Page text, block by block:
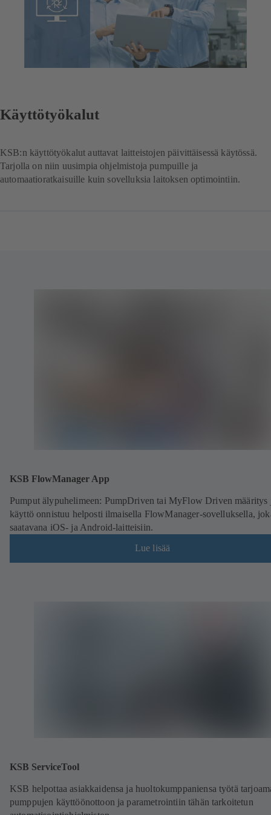
Käyttötyökalut
KSB:n käyttötyökalut auttavat laitteistojen päivittäisessä käytössä.
Tarjolla on niin uusimpia ohjelmistoja pumpuille ja
automaatioratkaisuille kuin sovelluksia laitoksen optimointiin.
KSB FlowManager App
Pumput älypuhelimeen: PumpDriven tai MyFlow Driven määritys
käyttö onnistuu helposti ilmaisella FlowManager-sovelluksella,
saatavana iOS- ja Android-laitteisiin.
Lue lisää
KSB ServiceTool
KSB helpottaa asiakkaidensa ja huoltokumppaniensa työtä
pumppujen käyttöönottoon ja parametrointiin tähän tarkoitetun